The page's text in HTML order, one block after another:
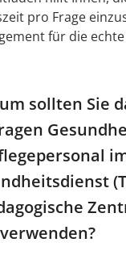
pro Frage
für die
sollten Sie